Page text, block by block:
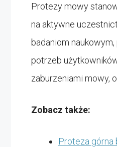
Protezy mowy
na aktywne
badaniom
potrzeb
zaburzeniami mowy,
Zobacz także:
Proteza górna